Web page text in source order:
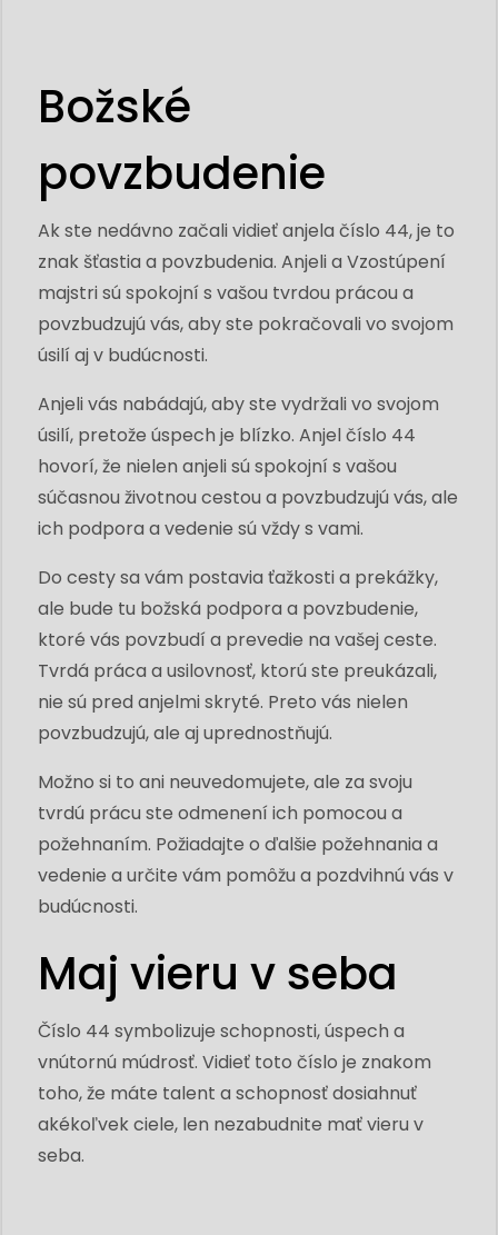
Božské
povzbudenie
Ak ste nedávno začali vidieť anjela číslo 44, je to
znak šťastia a povzbudenia. Anjeli a Vzostúpení
majstri sú spokojní s vašou tvrdou prácou a
povzbudzujú vás, aby ste pokračovali vo svojom
úsilí aj v budúcnosti.
Anjeli vás nabádajú, aby ste vydržali vo svojom
úsilí, pretože úspech je blízko. Anjel číslo 44
hovorí, že nielen anjeli sú spokojní s vašou
súčasnou životnou cestou a povzbudzujú vás, ale
ich podpora a vedenie sú vždy s vami.
Do cesty sa vám postavia ťažkosti a prekážky,
ale bude tu božská podpora a povzbudenie,
ktoré vás povzbudí a prevedie na vašej ceste.
Tvrdá práca a usilovnosť, ktorú ste preukázali,
nie sú pred anjelmi skryté. Preto vás nielen
povzbudzujú, ale aj uprednostňujú.
Možno si to ani neuvedomujete, ale za svoju
tvrdú prácu ste odmenení ich pomocou a
požehnaním. Požiadajte o ďalšie požehnania a
vedenie a určite vám pomôžu a pozdvihnú vás v
budúcnosti.
Maj vieru v seba
Číslo 44 symbolizuje schopnosti, úspech a
vnútornú múdrosť. Vidieť toto číslo je znakom
toho, že máte talent a schopnosť dosiahnuť
akékoľvek ciele, len nezabudnite mať vieru v
seba.